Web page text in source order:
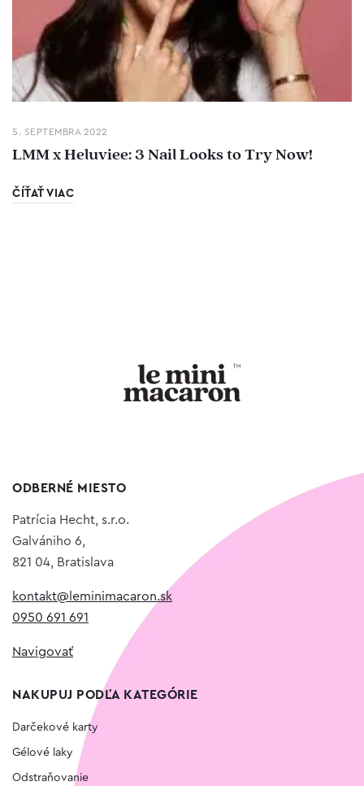
5. SEPTEMBRA 2022
LMM x Heluviee: 3 Nail Looks to Try Now!
ČÍŤAŤ VIAC
ODBERNÉ MIESTO
Patrícia Hecht, s.r.o.
Galvániho 6,
821 04, Bratislava
kontakt@leminimacaron.sk
0950 691 691
Navigovať
NAKUPUJ PODĽA KATEGÓRIE
Darčekové karty
Gélové laky
Odstraňovanie